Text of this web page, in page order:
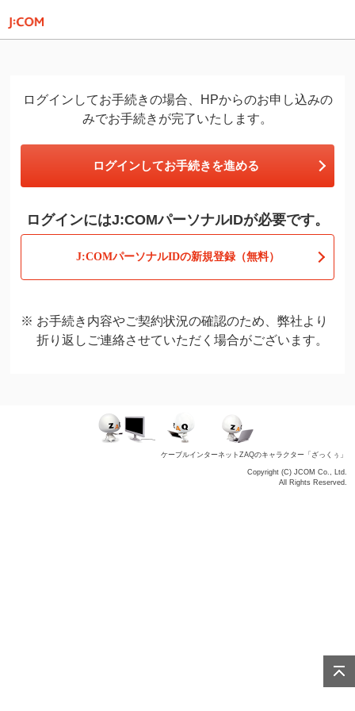
ログインしてお手続きの場合、HPからのお申し込みの
みでお手続きが完了いたします。
ログインしてお手続きを進める
ログインにはJ:COMパーソナルIDが必要です。
J:COMパーソナルIDの新規登録（無料）
お手続き内容やご契約状況の確認のため、弊社より
折り返しご連絡させていただく場合がございます。
ケーブルインターネットZAQのキャラクター「ざっくぅ」
Copyright (C) JCOM Co., Ltd.
All Rights Reserved.